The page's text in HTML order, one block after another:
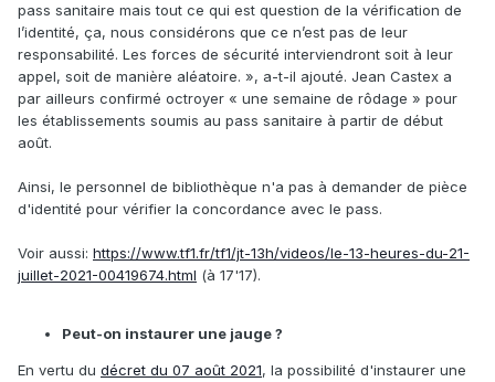
pass sanitaire mais tout ce qui est question de la vérification de
l’identité, ça, nous considérons que ce n’est pas de leur
responsabilité. Les forces de sécurité interviendront soit à leur
appel, soit de manière aléatoire. », a-t-il ajouté. Jean Castex a
par ailleurs confirmé octroyer « une semaine de rôdage » pour
les établissements soumis au pass sanitaire à partir de début
août.
Ainsi, le personnel de bibliothèque n'a pas à demander de pièce
d'identité pour vérifier la concordance avec le pass.
Voir aussi: https://www.tf1.fr/tf1/jt-13h/videos/le-13-heures-du-21-
juillet-2021-00419674.html (à 17'17).
Peut-on instaurer une jauge ?
En vertu du décret du 07 août 2021, la possibilité d'instaurer une